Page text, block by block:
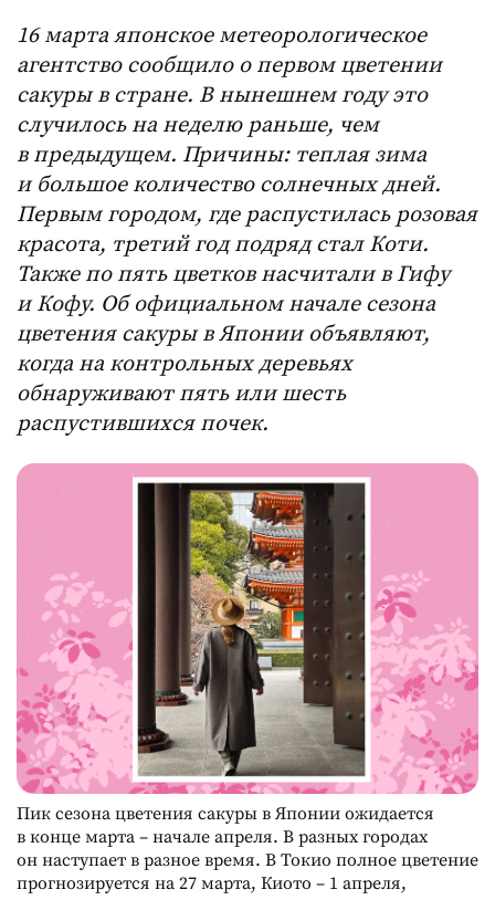
16 марта японское метеорологическое
агентство сообщило о первом цветении
сакуры в стране. В нынешнем году это
случилось на неделю раньше, чем
в предыдущем. Причины: теплая зима
и большое количество солнечных дней.
Первым городом, где распустилась розовая
красота, третий год подряд стал Коти.
Также по пять цветков насчитали в Гифу
и Кофу. Об официальном начале сезона
цветения сакуры в Японии объявляют,
когда на контрольных деревьях
обнаруживают пять или шесть
распустившихся почек.
Пик сезона цветения сакуры в Японии ожидается
в конце марта – начале апреля. В разных городах
он наступает в разное время. В Токио полное цветение
прогнозируется на 27 марта, Киото – 1 апреля,